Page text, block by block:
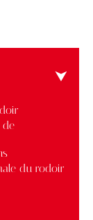
de
du rodoir